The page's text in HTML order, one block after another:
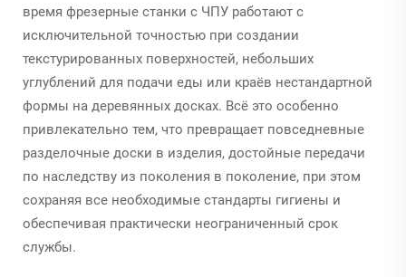
время фрезерные станки с ЧПУ работают с
исключительной точностью при создании
текстурированных поверхностей, небольших
углублений для подачи еды или краёв нестандартной
формы на деревянных досках. Всё это особенно
привлекательно тем, что превращает повседневные
разделочные доски в изделия, достойные передачи
по наследству из поколения в поколение, при этом
сохраняя все необходимые стандарты гигиены и
обеспечивая практически неограниченный срок
службы.